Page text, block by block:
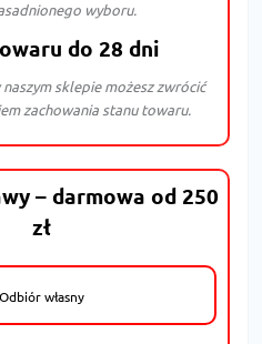
wyboru.
do 28 dni
sklepie możesz zwrócić
zachowania stanu towaru.
– darmowa od 250
zł
Odbiór własny